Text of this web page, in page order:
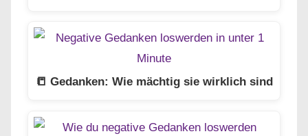
📒 Gedanken: Wie mächtig sie wirklich sind